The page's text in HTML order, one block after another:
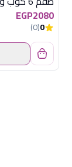
EGP2080
0
(0)